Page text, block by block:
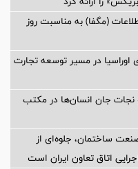
(مگفا) به مناسبت روز
اوراسیا در مسیر توسعه تجارت
نجات جان انسان‌ها در مکتب
ساختمان، جلوه‌ای از
اتاق تعاون ایران است